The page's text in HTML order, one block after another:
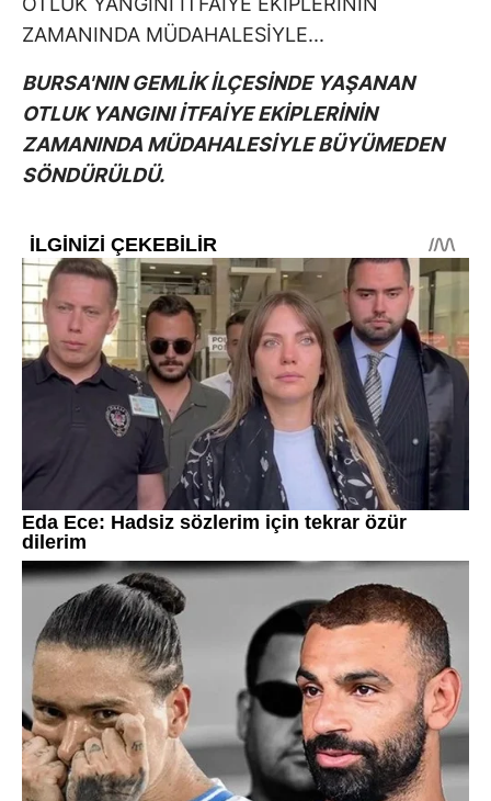
BURSA'NIN GEMLİK İLÇESİNDE YAŞANAN
OTLUK YANGINI İTFAİYE EKİPLERİNİN
ZAMANINDA MÜDAHALESİYLE BÜYÜMEDEN
SÖNDÜRÜLDÜ.